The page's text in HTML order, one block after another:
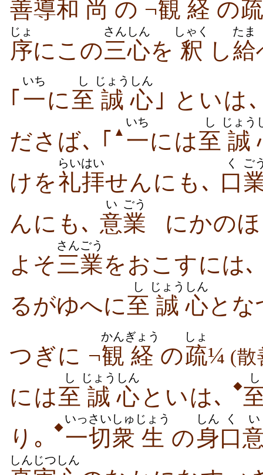
善導和 尚 の ¬観 経 の疏
序
じょ
にこの三心
さんしん
を 釈
しゃく
し給
たま
｢ 一
いち
に至
し
誠
じょう
心
しん
｣ といは
ださば､ ｢
▲ 一
いち
には至
し
誠
じょう
けを礼拝
らいはい
せんにも､ 口
く ご
んにも､ 意
い
業
ごう
にかの
よそ三業
さんごう
をおこすには
るがゆへに至
し
誠
じょう
心
しん
と
つぎに ¬観
かん
経
ぎょう
の疏
しょ
¼ (
には至
し
誠
じょう
心
しん
といは､ ◆
し
り｡ ◆ 一切
いっさい
衆
しゅ
生
じょう
の身
しん
口
くい
しんじつ しん